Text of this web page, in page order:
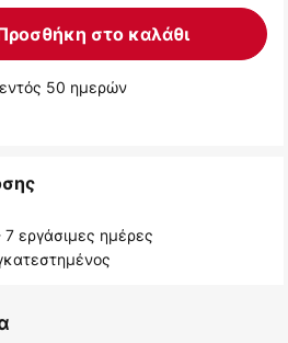
στο καλάθι
50 ημερών
εργάσιμες ημέρες